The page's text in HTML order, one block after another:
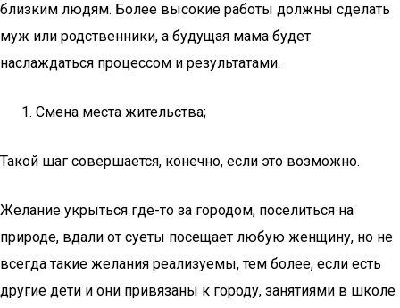
близким людям. Более высокие работы должны сделать
муж или родственники, а будущая мама будет
наслаждаться процессом и результатами.
Смена места жительства;
Такой шаг совершается, конечно, если это возможно.
Желание укрыться где-то за городом, поселиться на
природе, вдали от суеты посещает любую женщину, но не
всегда такие желания реализуемы, тем более, если есть
другие дети и они привязаны к городу, занятиями в школе